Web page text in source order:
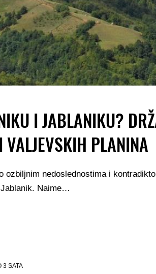
I JABLANIKU?
VALJEVSKIH PLANINA
nedoslednostima i
Naime…
3 SATA